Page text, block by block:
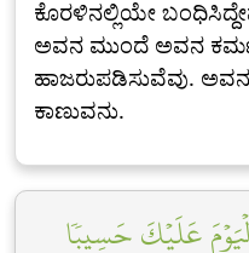
ಕೊರಳಿನಲ್ಲಿಯೇ
ಅವನ ಮುಂದೆ ಅವನ
ಹಾಜರುಪಡಿಸುವೆವು.
ಕಾಣುವನು.
عَلَيۡكَ حَسِيبٗا